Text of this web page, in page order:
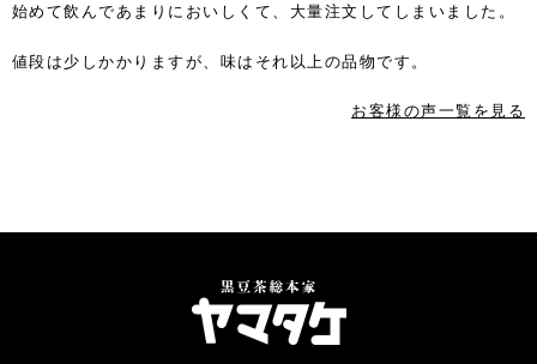
始めて飲んであまりにおいしくて、大量注文してしまいました。
値段は少しかかりますが、味はそれ以上の品物です。
お客様の声一覧を見る